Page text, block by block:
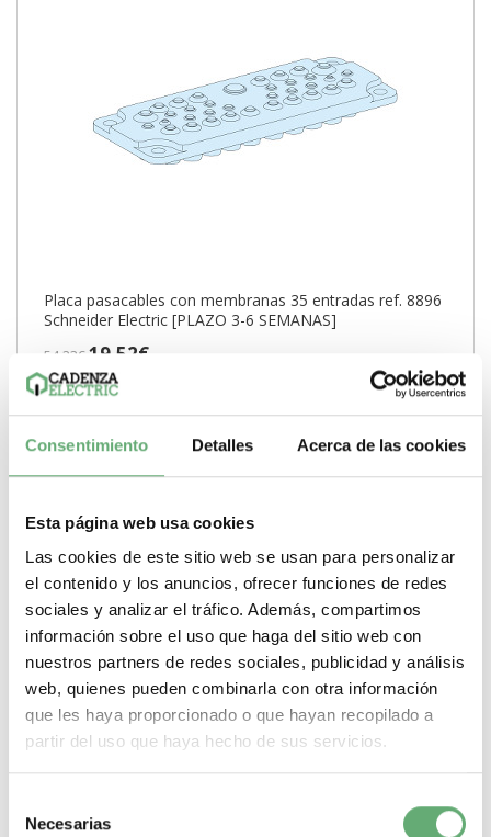
Consentimiento Detalles Acerca de las cookies
Esta página web usa cookies
Las cookies de este sitio web se usan para personalizar
el contenido y los anuncios, ofrecer funciones de redes
sociales y analizar el tráfico. Además, compartimos
información sobre el uso que haga del sitio web con
nuestros partners de redes sociales, publicidad y análisis
web, quienes pueden combinarla con otra información
que les haya proporcionado o que hayan recopilado a
partir del uso que haya hecho de sus servicios.
Necesarias
Placa pasacables con membranas 35 entradas ref. 8896
Schneider Electric [PLAZO 3-6 SEMANAS]
54,23€19,52€
8896 | Prisma Placa de prensa de Schneider Electric ref.
8896 Precio: 14,19€ - Oferta con un 56% de...
Comprar